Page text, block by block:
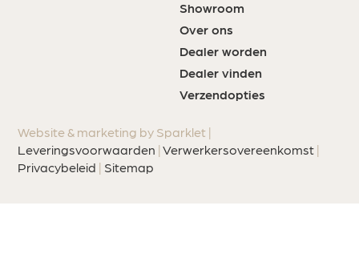
Showroom
Over ons
Dealer worden
Dealer vinden
Verzendopties
Website & marketing by Sparklet |
Leveringsvoorwaarden |Verwerkersovereenkomst |
Privacybeleid | Sitemap